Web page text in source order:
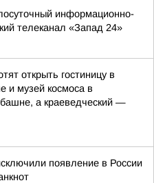
информационно-
телеканал «Запад 24»
открыть гостиницу в
и музей космоса в
а краеведческий —
появление в России